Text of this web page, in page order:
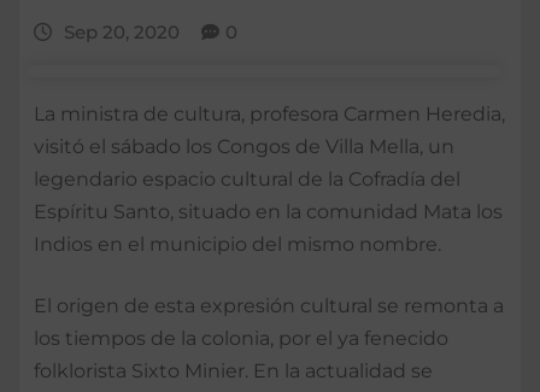
Sep 20, 2020 0
La ministra de cultura, profesora Carmen Heredia,
visitó el sábado los Congos de Villa Mella, un
legendario espacio cultural de la Cofradía del
Espíritu Santo, situado en la comunidad Mata los
Indios en el municipio del mismo nombre.
El origen de esta expresión cultural se remonta a
los tiempos de la colonia, por el ya fenecido
folklorista Sixto Minier. En la actualidad se